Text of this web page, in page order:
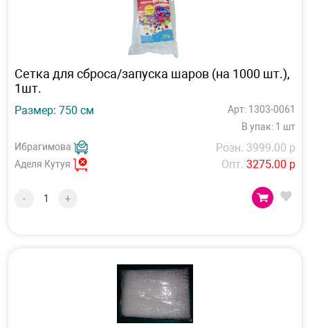
Сетка для сброса/запуска шаров (на 1000 шт.),
1шт.
Размер: 750 см
Арт: 1303-0061
В упак: 1 шт
Ибрагимова
Аделя Кутуя
Розн. 3999.00 р
Опт. 3275.00 р
- +